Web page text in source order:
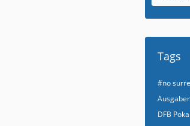
Tags
#no
DFB Pokal